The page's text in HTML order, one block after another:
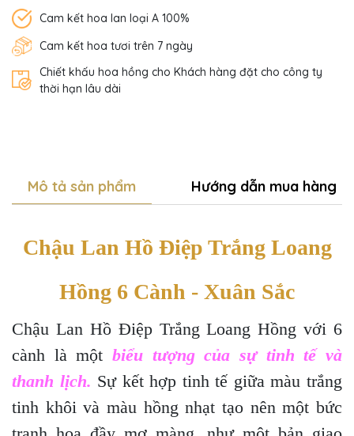
Cam kết hoa lan loại A 100%
Cam kết hoa tươi trên 7 ngày
Chiết khấu hoa hồng cho Khách hàng đặt cho công ty
thời hạn lâu dài
Mô tả sản phẩm Hướng dẫn mua hàng
Chậu Lan Hồ Điệp Trắng Loang
Hồng 6 Cành - Xuân Sắc
Chậu Lan Hồ Điệp Trắng Loang Hồng với 6
cành là một biểu tượng của sự tinh tế và
thanh lịch. Sự kết hợp tinh tế giữa màu trắng
tinh khôi và màu hồng nhạt tạo nên một bức